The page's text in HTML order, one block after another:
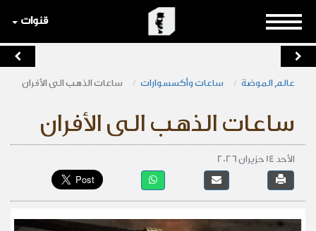
قنوات
عالم الموضة ساعات وأكسسوارات ساعات الذهب الى الأفران
ساعات الذهب الى الأفران
الأحد 14 حزيران 2026